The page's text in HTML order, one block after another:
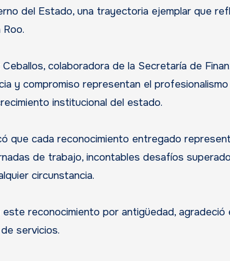
del Estado, una trayectoria ejemplar que
colaboradora de la Secretaría de
y compromiso representan el
institucional del estado.
que cada reconocimiento entregado
de trabajo, incontables desafíos
circunstancia.
reconocimiento por antigüedad, agradeció
servicios.